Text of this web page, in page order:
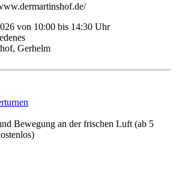
von 10:00 bis 14:30 Uhr
Gerhelm
Bewegung an der frischen Luft (ab 5